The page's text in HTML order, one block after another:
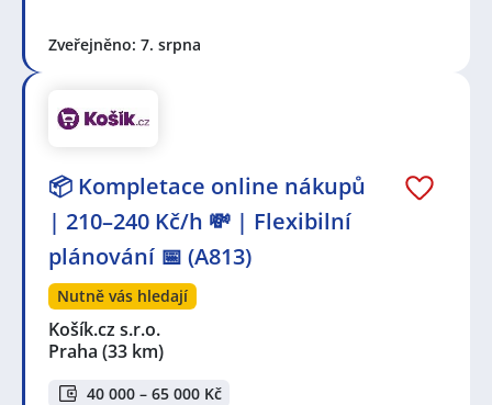
Zveřejněno: 7. srpna
📦 Kompletace online nákupů
| 210–240 Kč/h 💸 | Flexibilní
plánování 📅 (A813)
Nutně vás hledají
Košík.cz s.r.o.
Praha (33 km)
40 000 – 65 000 Kč